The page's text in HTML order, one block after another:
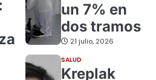
un 7% en
dos tramos
21 julio, 2026
SALUD
Kreplak